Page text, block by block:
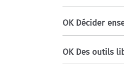
OK Décider
OK Des outils